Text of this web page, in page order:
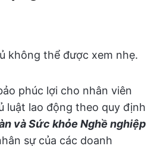
không thể được xem nhẹ.
phúc lợi cho nhân viên
luật lao động theo quy định
và Sức khỏe Nghề nghiệp
sự của các doanh